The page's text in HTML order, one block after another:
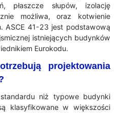
płaszcze słupów, izolację
możliwa, oraz kotwienie
ASCE 41-23 jest podstawową
istniejących budynków
Eurokodu.
projektowania
niż typowe budynki
klasyfikowane w większości